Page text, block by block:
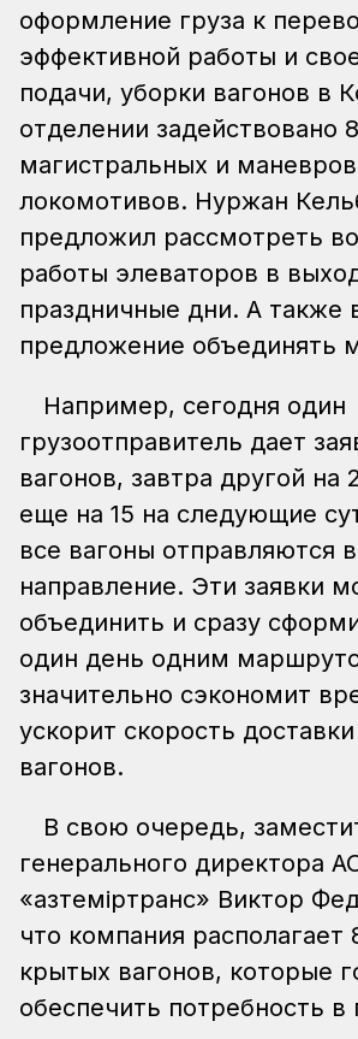
оформление груза к
эффективной работы и
подачи, уборки вагонов в
отделении задействовано
магистральных и
локомотивов. Нуржан
предложил рассмотреть
работы элеваторов в
праздничные дни. А также
предложение объединять
Например, сегодня один
грузоотправитель дает
вагонов, завтра другой на
еще на 15 на следующие
все вагоны отправляются
направление. Эти заявки
объединить и сразу
один день одним
значительно сэкономит
ускорит скорость
вагонов.
В свою очередь,
генерального директора
«Қазтеміртранс» Виктор
что компания располагает
крытых вагонов, которые
обеспечить потребность